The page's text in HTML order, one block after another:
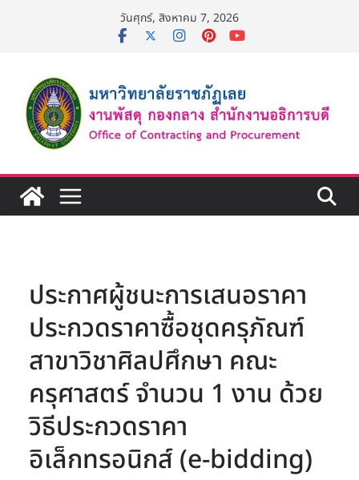
วันศุกร์, สิงหาคม 7, 2026
ประกาศผู้ชนะการเสนอราคา
ประกวดราคาซื้อชุดครุภัณฑ์
สาขาวิชาศิลปศึกษา คณะ
ครุศาสตร์ จำนวน 1 งาน ด้วย
วิธีประกวดราคา
อิเล็กทรอนิกส์ (e-bidding)